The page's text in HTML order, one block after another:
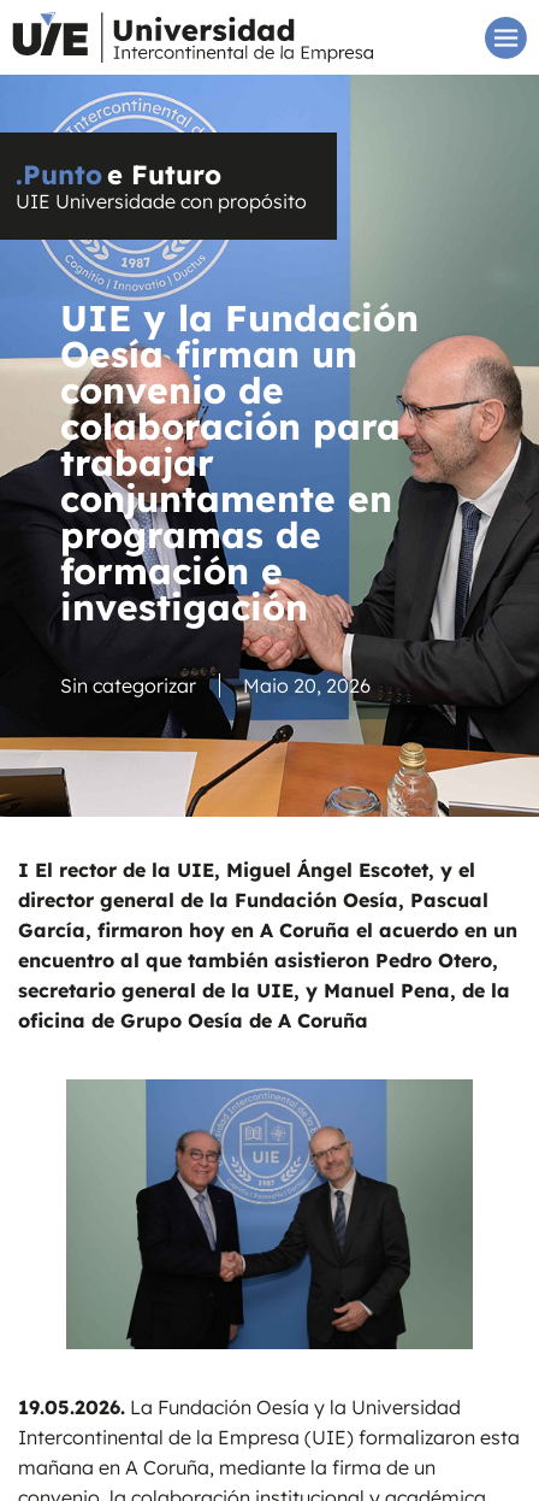
.Puntoe Futuro
UIE Universidade con propósito
UIE y la Fundación
Oesía firman un
convenio de
colaboración para
trabajar
conjuntamente en
programas de
formación e
investigación
Sin categorizar Maio 20, 2026
I El rector de la UIE, Miguel Ángel Escotet, y el
director general de la Fundación Oesía, Pascual
García, firmaron hoy en A Coruña el acuerdo en un
encuentro al que también asistieron Pedro Otero,
secretario general de la UIE, y Manuel Pena, de la
oficina de Grupo Oesía de A Coruña
19.05.2026. La Fundación Oesía y la Universidad
Intercontinental de la Empresa (UIE) formalizaron esta
mañana en A Coruña, mediante la firma de un